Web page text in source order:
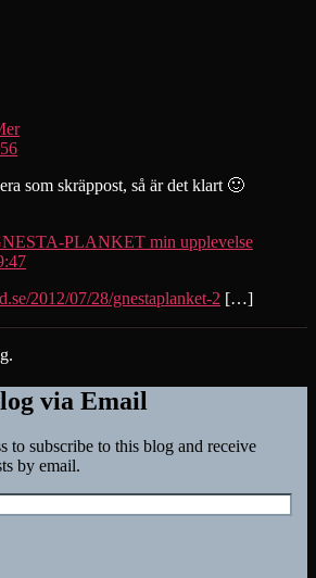
som skräppost, så är det klart 🙂
PLANKET min upplevelsesäger:
2012/07/28/gnestaplanket-2 […]
via Email
to subscribe to this blog and receive
by email.